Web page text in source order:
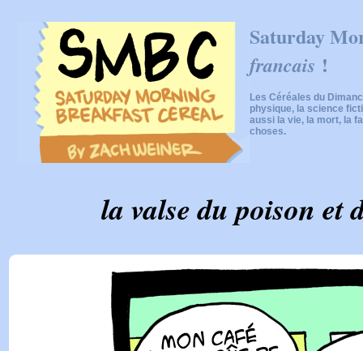
Saturday
francais !
Les Céréales du
physique, la science
aussi la vie, la mort, la
choses.
la valse du poison et